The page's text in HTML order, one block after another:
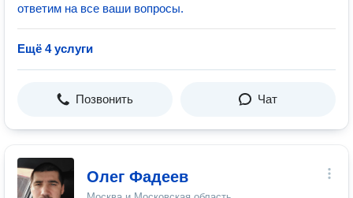
ответим на все ваши вопросы.
Ещё 4 услуги
Позвонить Чат
Олег Фадеев